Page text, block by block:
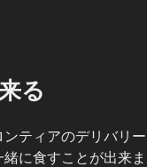
る
ティアのデリバリー
に食すことが出来ま